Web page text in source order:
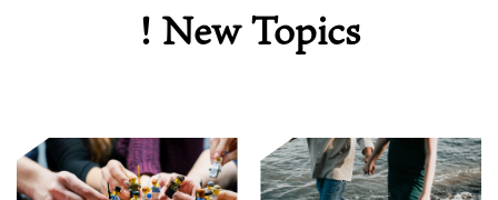
! New Topics